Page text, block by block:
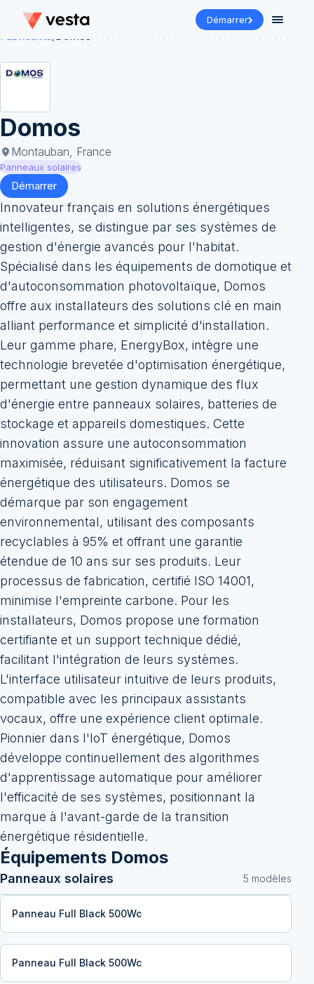
Démarrer
Fabricants/Domos
Domos
Montauban, France
Panneaux solaires
Démarrer
Innovateur français en solutions énergétiques
intelligentes, se distingue par ses systèmes de
gestion d'énergie avancés pour l'habitat.
Spécialisé dans les équipements de domotique et
d'autoconsommation photovoltaïque, Domos
offre aux installateurs des solutions clé en main
alliant performance et simplicité d'installation.
Leur gamme phare, EnergyBox, intègre une
technologie brevetée d'optimisation énergétique,
permettant une gestion dynamique des flux
d'énergie entre panneaux solaires, batteries de
stockage et appareils domestiques. Cette
innovation assure une autoconsommation
maximisée, réduisant significativement la facture
énergétique des utilisateurs. Domos se
démarque par son engagement
environnemental, utilisant des composants
recyclables à 95% et offrant une garantie
étendue de 10 ans sur ses produits. Leur
processus de fabrication, certifié ISO 14001,
minimise l'empreinte carbone. Pour les
installateurs, Domos propose une formation
certifiante et un support technique dédié,
facilitant l'intégration de leurs systèmes.
L'interface utilisateur intuitive de leurs produits,
compatible avec les principaux assistants
vocaux, offre une expérience client optimale.
Pionnier dans l'IoT énergétique, Domos
développe continuellement des algorithmes
d'apprentissage automatique pour améliorer
l'efficacité de ses systèmes, positionnant la
marque à l'avant-garde de la transition
énergétique résidentielle.
Équipements Domos
Panneaux solaires 5 modèles
Panneau Full Black 500Wc
Panneau Full Black 500Wc